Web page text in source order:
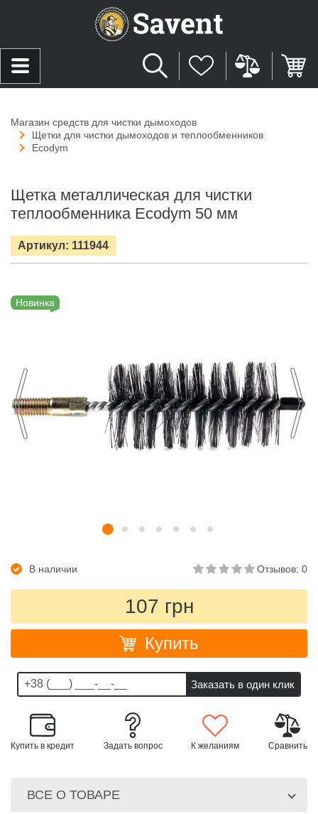
Магазин средств для чистки дымоходов
Щетки для чистки дымоходов и теплообменников
Ecodym
Щетка металлическая для чистки
теплообменника Ecodym 50 мм
Артикул: 111944
Новинка
В наличии Отзывов: 0
107 грн
Купить
Купить в кредит Задать вопрос К желаниям Сравнить
ВСЕ О ТОВАРЕ